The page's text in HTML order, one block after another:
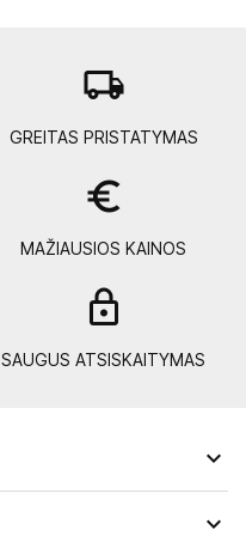
local_shipping
GREITAS PRISTATYMAS
euro_symbol
MAŽIAUSIOS KAINOS
SAUGUS ATSISKAITYMAS

